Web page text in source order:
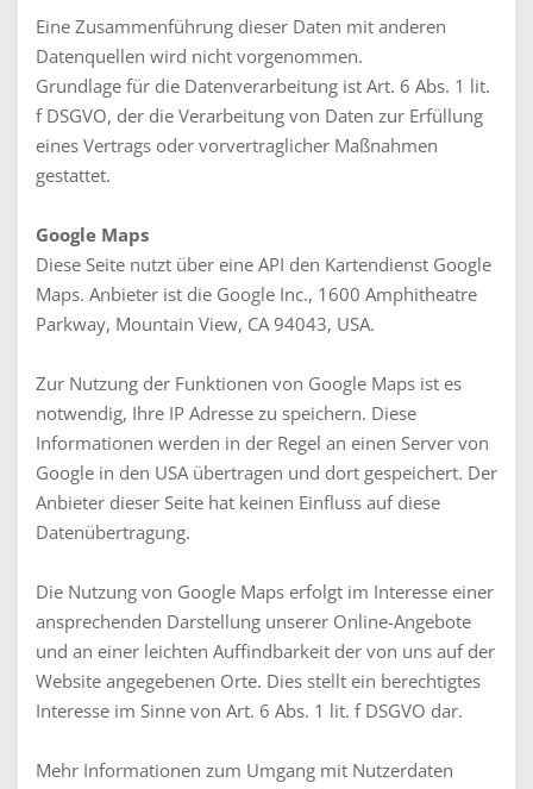
Eine Zusammenführung dieser Daten mit anderen
Datenquellen wird nicht vorgenommen.
Grundlage für die Datenverarbeitung ist Art. 6 Abs. 1 lit.
f DSGVO, der die Verarbeitung von Daten zur Erfüllung
eines Vertrags oder vorvertraglicher Maßnahmen
gestattet.
Google Maps
Diese Seite nutzt über eine API den Kartendienst Google
Maps. Anbieter ist die Google Inc., 1600 Amphitheatre
Parkway, Mountain View, CA 94043, USA.
Zur Nutzung der Funktionen von Google Maps ist es
notwendig, Ihre IP Adresse zu speichern. Diese
Informationen werden in der Regel an einen Server von
Google in den USA übertragen und dort gespeichert. Der
Anbieter dieser Seite hat keinen Einfluss auf diese
Datenübertragung.
Die Nutzung von Google Maps erfolgt im Interesse einer
ansprechenden Darstellung unserer Online-Angebote
und an einer leichten Auffindbarkeit der von uns auf der
Website angegebenen Orte. Dies stellt ein berechtigtes
Interesse im Sinne von Art. 6 Abs. 1 lit. f DSGVO dar.
Mehr Informationen zum Umgang mit Nutzerdaten